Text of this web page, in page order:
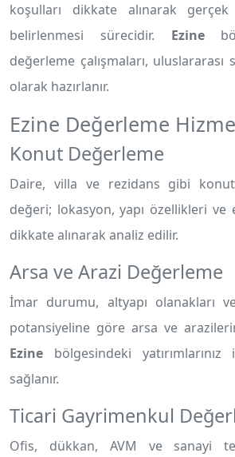
koşulları dikkate alınarak
belirlenmesi sürecidir. Ezine
değerleme çalışmaları,
olarak hazırlanır.
Ezine Değerleme
Konut Değerleme
Daire, villa ve rezidans gibi
değeri; lokasyon, yapı özellikleri ve
dikkate alınarak analiz edilir.
Arsa ve Arazi Değerleme
İmar durumu, altyapı olanakları
potansiyeline göre arsa ve
Ezine bölgesindeki
sağlanır.
Ticari Gayrimenkul
Ofis, dükkan, AVM ve sanayi